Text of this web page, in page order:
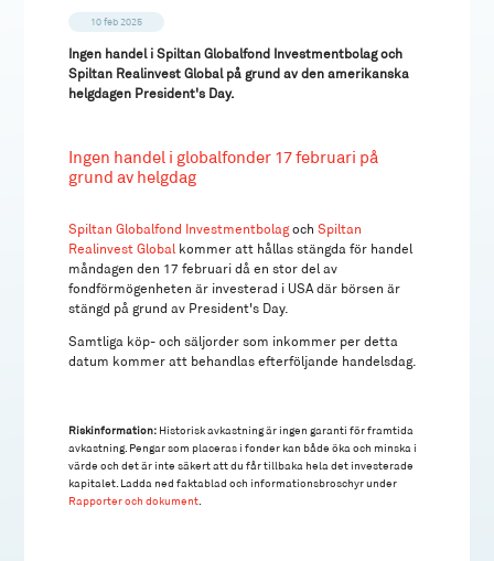
10 feb 2025
Ingen handel i Spiltan Globalfond Investmentbolag och
Spiltan Realinvest Global på grund av den amerikanska
helgdagen President's Day.
Ingen handel i globalfonder 17 februari på
grund av helgdag
Spiltan Globalfond InvestmentbolagochSpiltan
Realinvest Global
kommer att hållas stängda för handel
måndagen den 17 februari då en stor del av
fondförmögenheten är investerad i USA där börsen är
stängd på grund av President's Day.
Samtliga köp- och säljorder som inkommer per detta
datum kommer att behandlas efterföljande handelsdag.
Riskinformation: Historisk avkastning är ingen garanti för framtida
avkastning. Pengar som placeras i fonder kan både öka och minska i
värde och det är inte säkert att du får tillbaka hela det investerade
kapitalet. Ladda ned faktablad och informationsbroschyr under
Rapporter och dokument